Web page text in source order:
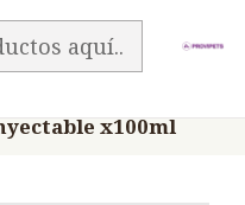
LA TIENDA
x100ml